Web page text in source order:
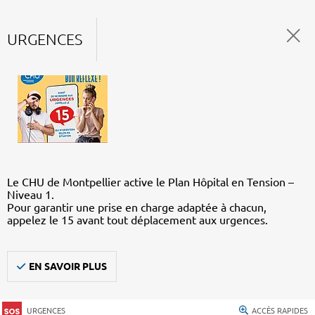
URGENCES
Le CHU de Montpellier active le Plan Hôpital en Tension –
Niveau 1.
Pour garantir une prise en charge adaptée à chacun,
appelez le 15 avant tout déplacement aux urgences.
EN SAVOIR PLUS
URGENCES ACCÈS RAPIDES